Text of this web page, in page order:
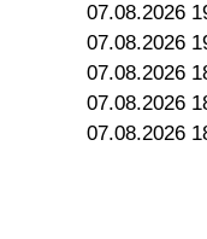
07.08.2026
07.08.2026
07.08.2026
07.08.2026
07.08.2026